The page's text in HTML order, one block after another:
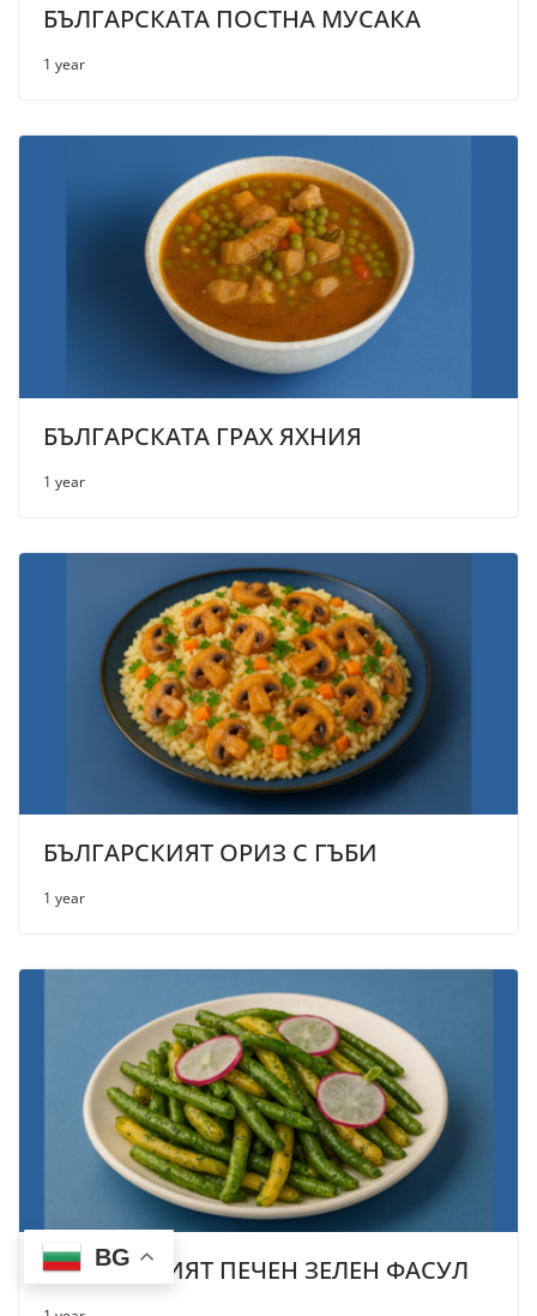
БЪЛГАРСКАТА ПОСТНА МУСАКА
1 year
БЪЛГАРСКАТА ГРАХ ЯХНИЯ
1 year
БЪЛГАРСКИЯТ ОРИЗ С ГЪБИ
1 year
БЪЛГАРСКИЯТ ПЕЧЕН ЗЕЛЕН ФАСУЛ
BG